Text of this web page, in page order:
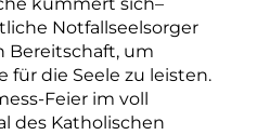
Notfallseelsorger
Bereitschaft, um
für die Seele zu leisten.
Feier im voll
des Katholischen